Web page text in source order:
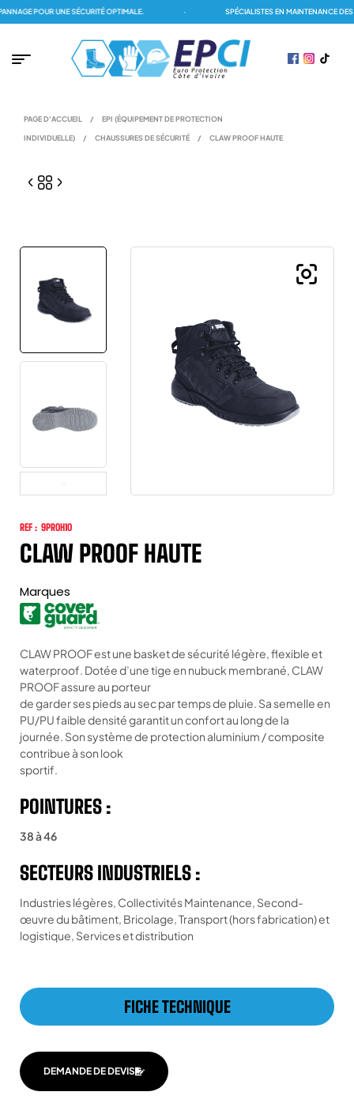
POUR UNE SÉCURITÉ OPTIMALE. SPÉCIALISTES EN MAINTENANCE DES
PAGE D'ACCUEIL / EPI (ÉQUIPEMENT DE PROTECTION
INDIVIDUELLE) / CHAUSSURES DE SÉCURITÉ / CLAW PROOF HAUTE
REF : 9PROH10
CLAW PROOF HAUTE
Marques
CLAW PROOF est une basket de sécurité légère, flexible et
waterproof. Dotée d’une tige en nubuck membrané, CLAW
PROOF assure au porteur
de garder ses pieds au sec par temps de pluie. Sa semelle en
PU/PU faible densité garantit un confort au long de la
journée. Son système de protection aluminium / composite
contribue à son look
sportif.
POINTURES :
38 à 46
SECTEURS INDUSTRIELS :
Industries légères, Collectivités Maintenance, Second-
œuvre du bâtiment, Bricolage, Transport (hors fabrication) et
logistique, Services et distribution
FICHE TECHNIQUE
DEMANDE DE DEVIS